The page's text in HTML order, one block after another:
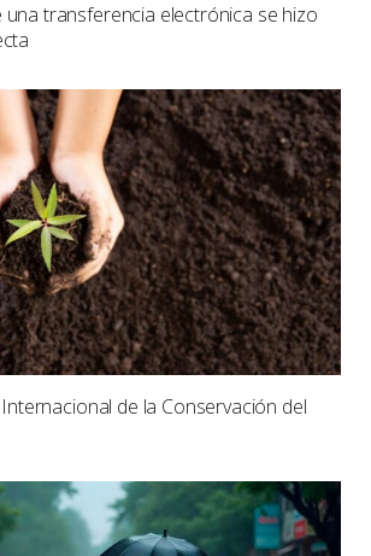
una transferencia electrónica se hizo
de la Conservación del